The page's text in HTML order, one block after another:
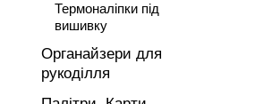
Термоналіпки під
вишивку
Органайзери для
рукоділля